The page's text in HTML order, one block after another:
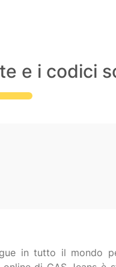
e i codici
in tutto il mondo